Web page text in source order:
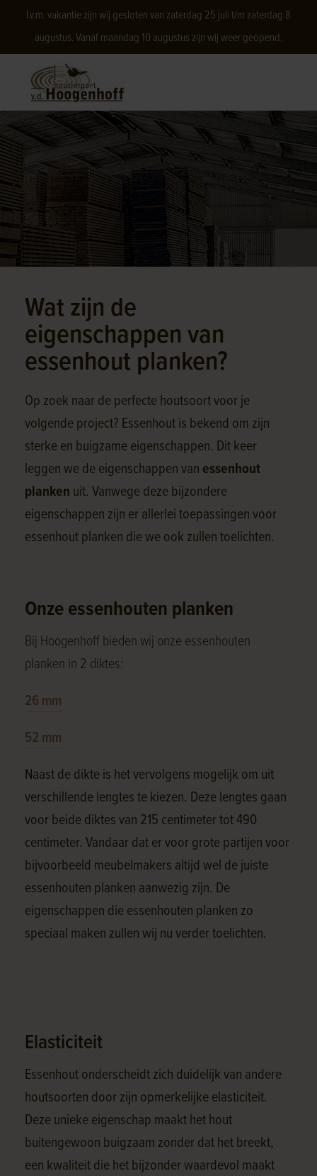
I.v.m. vakantie zijn wij gesloten van zaterdag 25 juli t/m zaterdag 8
augustus. Vanaf maandag 10 augustus zijn wij weer geopend.
Wat zijn de
eigenschappen van
essenhout planken?
Op zoek naar de perfecte houtsoort voor je
volgende project? Essenhout is bekend om zijn
sterke en buigzame eigenschappen. Dit keer
leggen we de eigenschappen van essenhout
planken uit. Vanwege deze bijzondere
eigenschappen zijn er allerlei toepassingen voor
essenhout planken die we ook zullen toelichten.
Onze essenhouten planken
Bij Hoogenhoff bieden wij onze essenhouten
planken in 2 diktes:
26 mm
52 mm
Naast de dikte is het vervolgens mogelijk om uit
verschillende lengtes te kiezen. Deze lengtes gaan
voor beide diktes van 215 centimeter tot 490
centimeter. Vandaar dat er voor grote partijen voor
bijvoorbeeld meubelmakers altijd wel de juiste
essenhouten planken aanwezig zijn. De
eigenschappen die essenhouten planken zo
speciaal maken zullen wij nu verder toelichten.
Elasticiteit
Essenhout onderscheidt zich duidelijk van andere
houtsoorten door zijn opmerkelijke elasticiteit.
Deze unieke eigenschap maakt het hout
buitengewoon buigzaam zonder dat het breekt,
een kwaliteit die het bijzonder waardevol maakt